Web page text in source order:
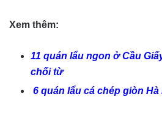
Xem thêm:
11 quán lẩu ngon ở Cầu
chối từ
6 quán lẩu cá chép giòn